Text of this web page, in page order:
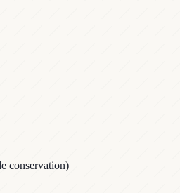
conservation)